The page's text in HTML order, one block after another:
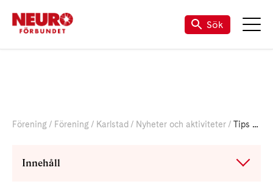
Till vår Facebook-sida
Sök
Förening Förening Karlstad Nyheter och aktiviteter Tips till dig som lever med smärta
Innehåll